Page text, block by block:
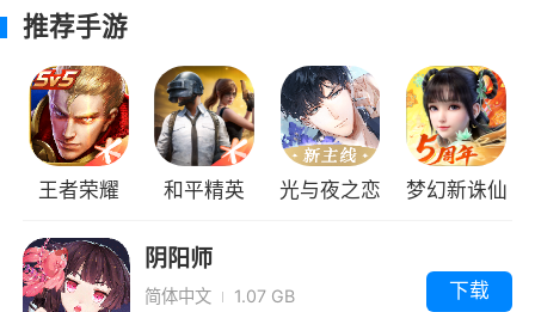
接待员：和猎人一起行动，总结了庞大的调
查内容的编纂者。由于公会的推荐以及其怀揣的
热情来到新大陆。是个聪明又开朗的人。“迷茫的
话，就吃东西吧！"是她的口头禅，无论遇到什么
困难也能勇往直前。在去往新大陆的航程中，邂
逅了那位命中注定的猎人。
总司令：调查团的总指挥官。四十年前来到
了新大陆。作为人数尚少的第一期团的成员，凭
推荐手游
王者荣耀 和平精英 光与夜之恋 梦幻新诛仙
阴阳师
简体中文
1.07 GB
下载